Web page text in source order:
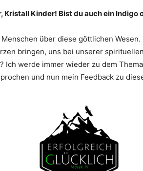
Kristall Kinder! Bist du auch ein Indigo
über diese göttlichen
bringen, uns bei unserer
Ich werde immer wieder zu dem
und nun mein Feedback zu